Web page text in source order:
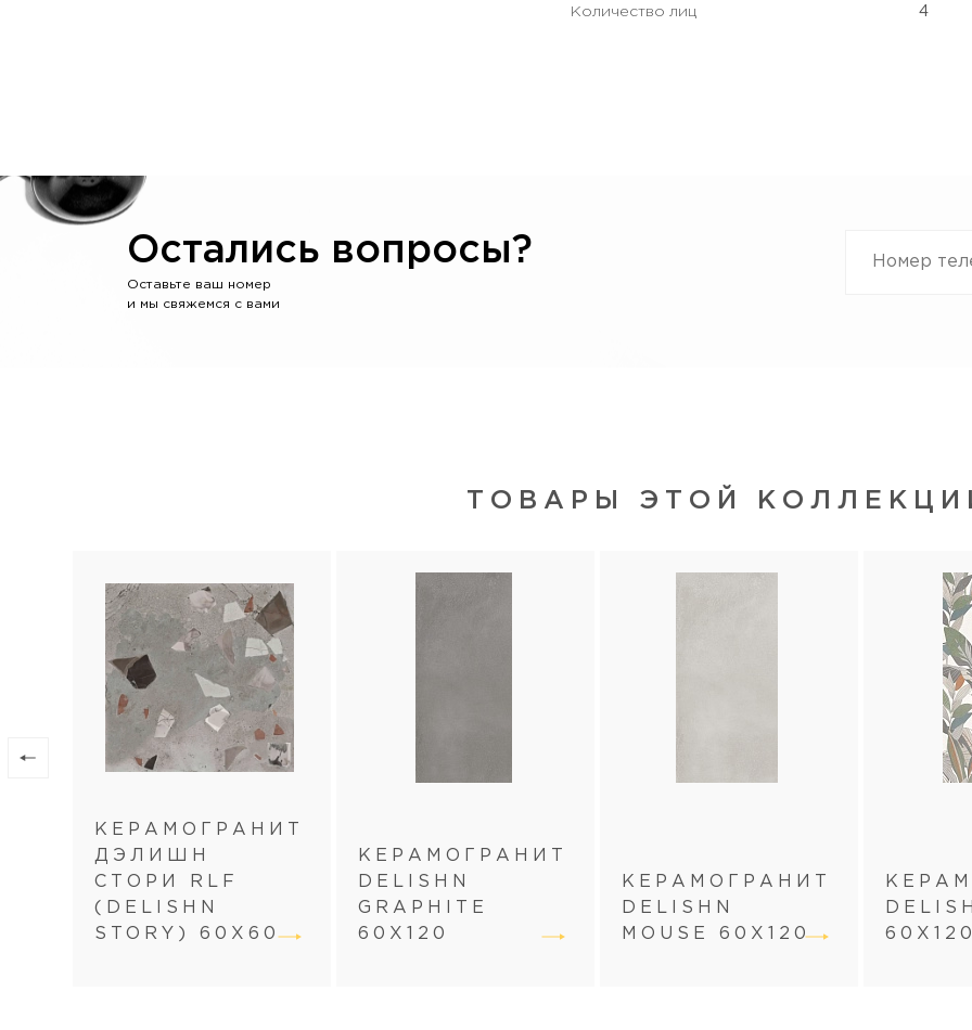
Количество лиц 4
Остались вопросы?
Оставьте ваш номер
и мы свяжемся с вами
ТОВАРЫ ЭТОЙ
КЕРАМОГРАНИТ
ДЭЛИШН
СТОРИ RLF
(DELISHN
STORY) 60Х60
КЕРАМОГРАНИТ
DELISHN
GRAPHITE
60Х120
КЕРАМОГРАНИТ
DELISHN
MOUSE 60Х120